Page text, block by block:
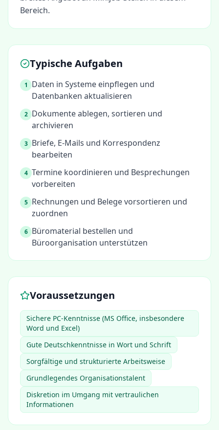
Bereich.
Typische Aufgaben
1
Daten in Systeme einpflegen und
Datenbanken aktualisieren
2 Dokumente ablegen, sortieren und
archivieren
3 Briefe, E-Mails und Korrespondenz
bearbeiten
4 Termine koordinieren und Besprechungen
vorbereiten
5 Rechnungen und Belege vorsortieren und
zuordnen
6 Büromaterial bestellen und
Büroorganisation unterstützen
Voraussetzungen
Sichere PC-Kenntnisse (MS Office, insbesondere
Word und Excel)
Gute Deutschkenntnisse in Wort und Schrift
Sorgfältige und strukturierte Arbeitsweise
Grundlegendes Organisationstalent
Diskretion im Umgang mit vertraulichen
Informationen